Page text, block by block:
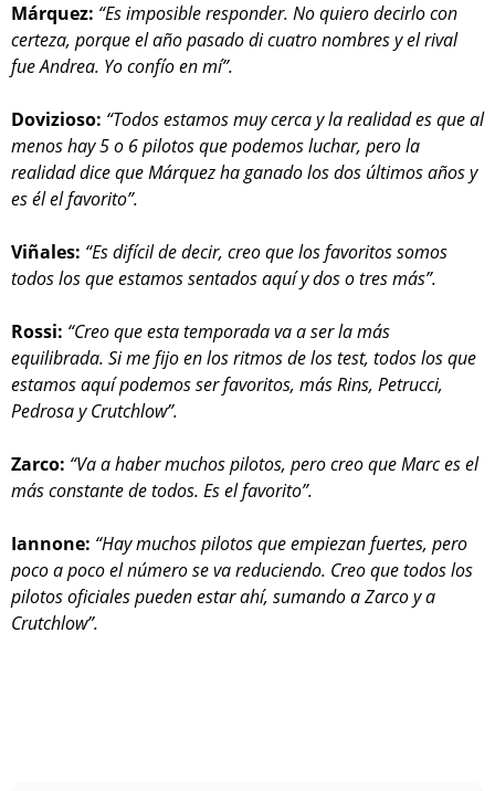
Márquez: “Es imposible responder. No quiero decirlo con
certeza, porque el año pasado di cuatro nombres y el rival
fue Andrea. Yo confío en mí”.
Dovizioso: “Todos estamos muy cerca y la realidad es que al
menos hay 5 o 6 pilotos que podemos luchar, pero la
realidad dice que Márquez ha ganado los dos últimos años y
es él el favorito”.
Viñales: “Es difícil de decir, creo que los favoritos somos
todos los que estamos sentados aquí y dos o tres más”.
Rossi: “Creo que esta temporada va a ser la más
equilibrada. Si me fijo en los ritmos de los test, todos los que
estamos aquí podemos ser favoritos, más Rins, Petrucci,
Pedrosa y Crutchlow”.
Zarco: “Va a haber muchos pilotos, pero creo que Marc es el
más constante de todos. Es el favorito”.
Iannone: “Hay muchos pilotos que empiezan fuertes, pero
poco a poco el número se va reduciendo. Creo que todos los
pilotos oficiales pueden estar ahí, sumando a Zarco y a
Crutchlow”.